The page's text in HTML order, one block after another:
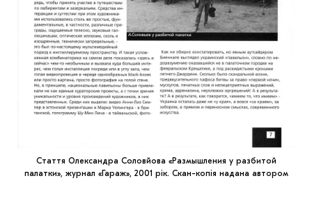
Стаття Олександра Соловйова «Размышления у разбитой
палатки», журнал «Гараж», 2001 рік. Скан-копія надана автором